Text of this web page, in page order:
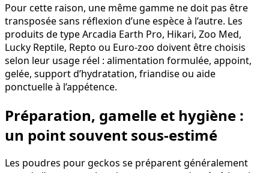
Pour cette raison, une même gamme ne doit pas être
transposée sans réflexion d’une espèce à l’autre. Les
produits de type Arcadia Earth Pro, Hikari, Zoo Med,
Lucky Reptile, Repto ou Euro-zoo doivent être choisis
selon leur usage réel : alimentation formulée, appoint,
gelée, support d’hydratation, friandise ou aide
ponctuelle à l’appétence.
Préparation, gamelle et hygiène :
un point souvent sous-estimé
Les poudres pour geckos se préparent généralement